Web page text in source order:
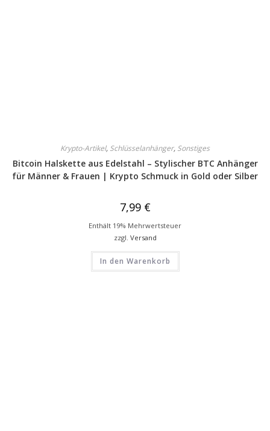
Krypto-Artikel, Schlüsselanhänger, Sonstiges
Bitcoin Halskette aus Edelstahl – Stylischer BTC Anhänger
für Männer & Frauen | Krypto Schmuck in Gold oder Silber
7,99 €
Enthält 19% Mehrwertsteuer
zzgl. Versand
In den Warenkorb